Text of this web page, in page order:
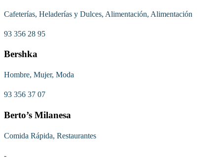
Cafeterías, Heladerías y Dulces, Alimentación, Alimentación
93 356 28 95
Bershka
Hombre, Mujer, Moda
93 356 37 07
Berto’s Milanesa
Comida Rápida, Restaurantes
-